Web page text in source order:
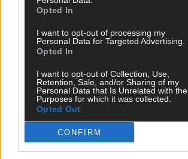
Opted In
I want to opt-out of processing my
Personal Data for Targeted Advertising.
Opted In
I want to opt-out of Collection, Use,
Retention, Sale, and/or Sharing of my
Personal Data that Is Unrelated with the
Purposes for which it was collected.
Opted Out
CONFIRM
Politik & Co
Money Matters
Brainpower
Specials
Meinung
Streams & Storys
FLASH – DAS VIDEOPORTAL